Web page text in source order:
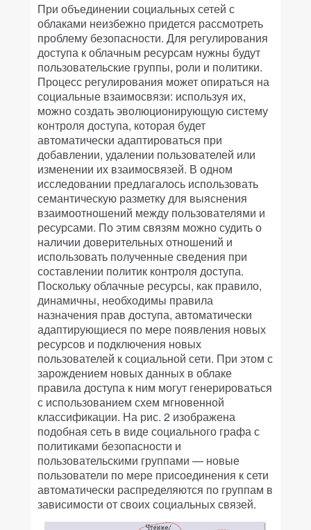
При объединении социальных сетей с
облаками неизбежно придется рассмотреть
проблему безопасности. Для регулирования
доступа к облачным ресурсам нужны будут
пользовательские группы, роли и политики.
Процесс регулирования может опираться на
социальные взаимосвязи: используя их,
можно создать эволюционирующую систему
контроля доступа, которая будет
автоматически адаптироваться при
добавлении, удалении пользователей или
изменении их взаимосвязей. В одном
исследовании предлагалось использовать
семантическую разметку для выяснения
взаимоотношений между пользователями и
ресурсами. По этим связям можно судить о
наличии доверительных отношений и
использовать полученные сведения при
составлении политик контроля доступа.
Поскольку облачные ресурсы, как правило,
динамичны, необходимы правила
назначения прав доступа, автоматически
адаптирующиеся по мере появления новых
ресурсов и подключения новых
пользователей к социальной сети. При этом с
зарождением новых данных в облаке
правила доступа к ним могут генерироваться
с использованием схем мгновенной
классификации. На рис. 2 изображена
подобная сеть в виде социального графа с
политиками безопасности и
пользовательскими группами — новые
пользователи по мере присоединения к сети
автоматически распределяются по группам в
зависимости от своих социальных связей.